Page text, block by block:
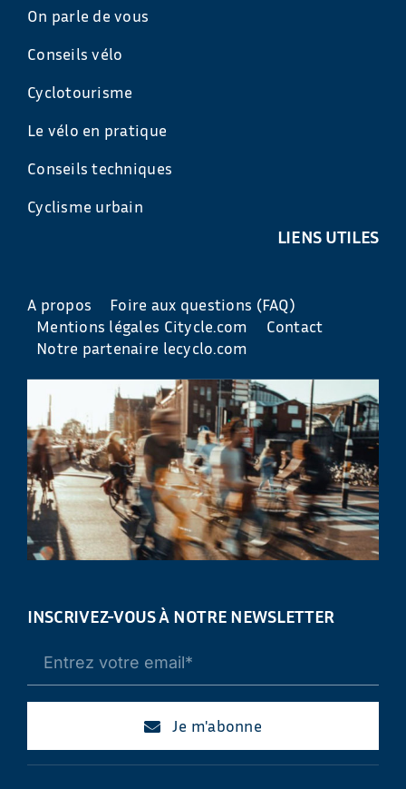
On parle de vous
Conseils vélo
Cyclotourisme
Le vélo en pratique
Conseils techniques
Cyclisme urbain
LIENS UTILES
A propos
Foire aux questions (FAQ)
Mentions légales Citycle.com
Contact
Notre partenaire lecyclo.com
INSCRIVEZ-VOUS À NOTRE NEWSLETTER
Je m'abonne